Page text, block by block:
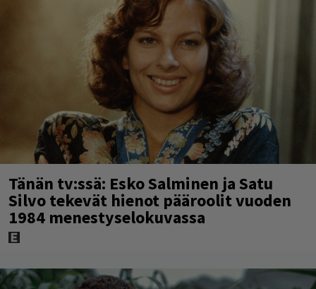
Tänän tv:ssä: Esko Salminen ja Satu
Silvo tekevät hienot pääroolit vuoden
1984 menestyselokuvassa